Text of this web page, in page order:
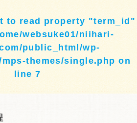
to read property "term_id"
websuke01/niihari-
public_html/wp-
themes/single.php on
line 7